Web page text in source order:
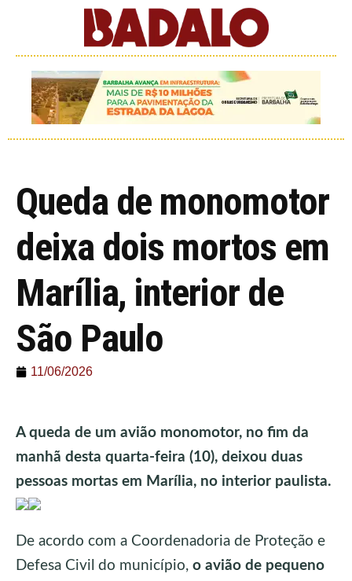
Queda de monomotor
deixa dois mortos em
Marília, interior de
São Paulo
11/06/2026
A queda de um avião monomotor, no fim da
manhã desta quarta-feira (10), deixou duas
pessoas mortas em Marília, no interior paulista.
De acordo com a Coordenadoria de Proteção e
Defesa Civil do município, o avião de pequeno